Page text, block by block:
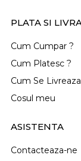
PLATA SI
Cum Cumpar ?
Cum Platesc ?
Cum Se
Cosul meu
ASISTENTA
Contacteaza-ne